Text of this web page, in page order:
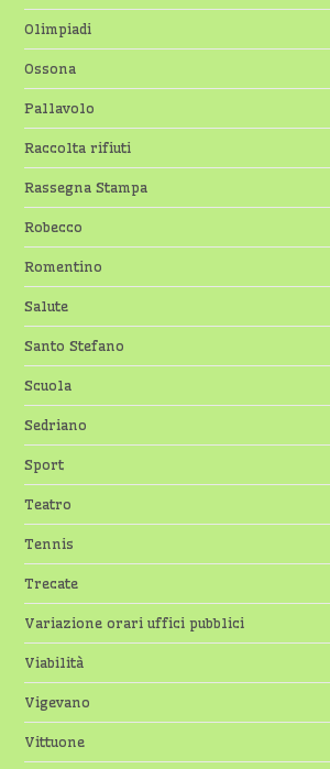
Olimpiadi
Ossona
Pallavolo
Raccolta rifiuti
Rassegna Stampa
Robecco
Romentino
Salute
Santo Stefano
Scuola
Sedriano
Sport
Teatro
Tennis
Trecate
Variazione orari uffici pubblici
Viabilità
Vigevano
Vittuone